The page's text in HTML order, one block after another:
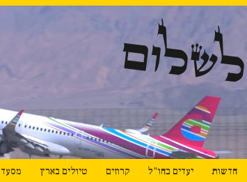
חדשות יעדים בחו"ל קרוזים טיולים בארץ